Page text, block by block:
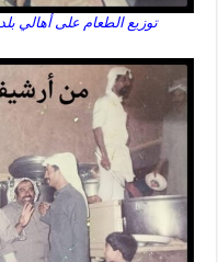
توزيع الطعام على أهالي